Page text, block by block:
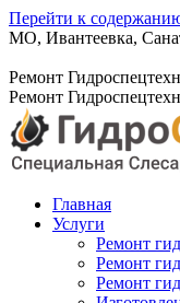
Перейти к
МО, Ивантеевка,
Ремонт
Ремонт
Главная
Услуги
Ремонт
Ремонт
Ремонт